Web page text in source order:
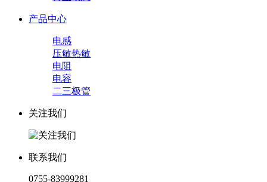
产品中心
电感
压敏热敏
电阻
电容
二三极管
关注我们
联系我们
0755-83999281